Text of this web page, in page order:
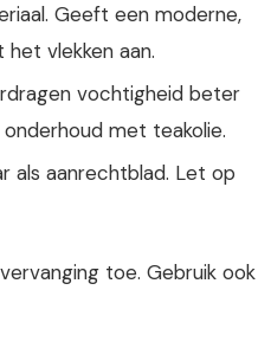
Geeft een moderne,
vlekken aan.
vochtigheid beter
met teakolie.
als aanrechtblad. Let op
toe. Gebruik ook